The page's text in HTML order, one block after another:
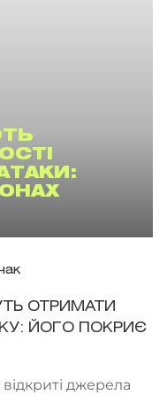
ОТРИМАТИ
ЙОГО ПОКРИЄ
джерела